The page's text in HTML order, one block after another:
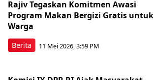
Berita
Rajiv Tegaskan Komitmen Awasi
Program Makan Bergizi Gratis untuk
Warga
11 Mei 2026, 3:59 PM